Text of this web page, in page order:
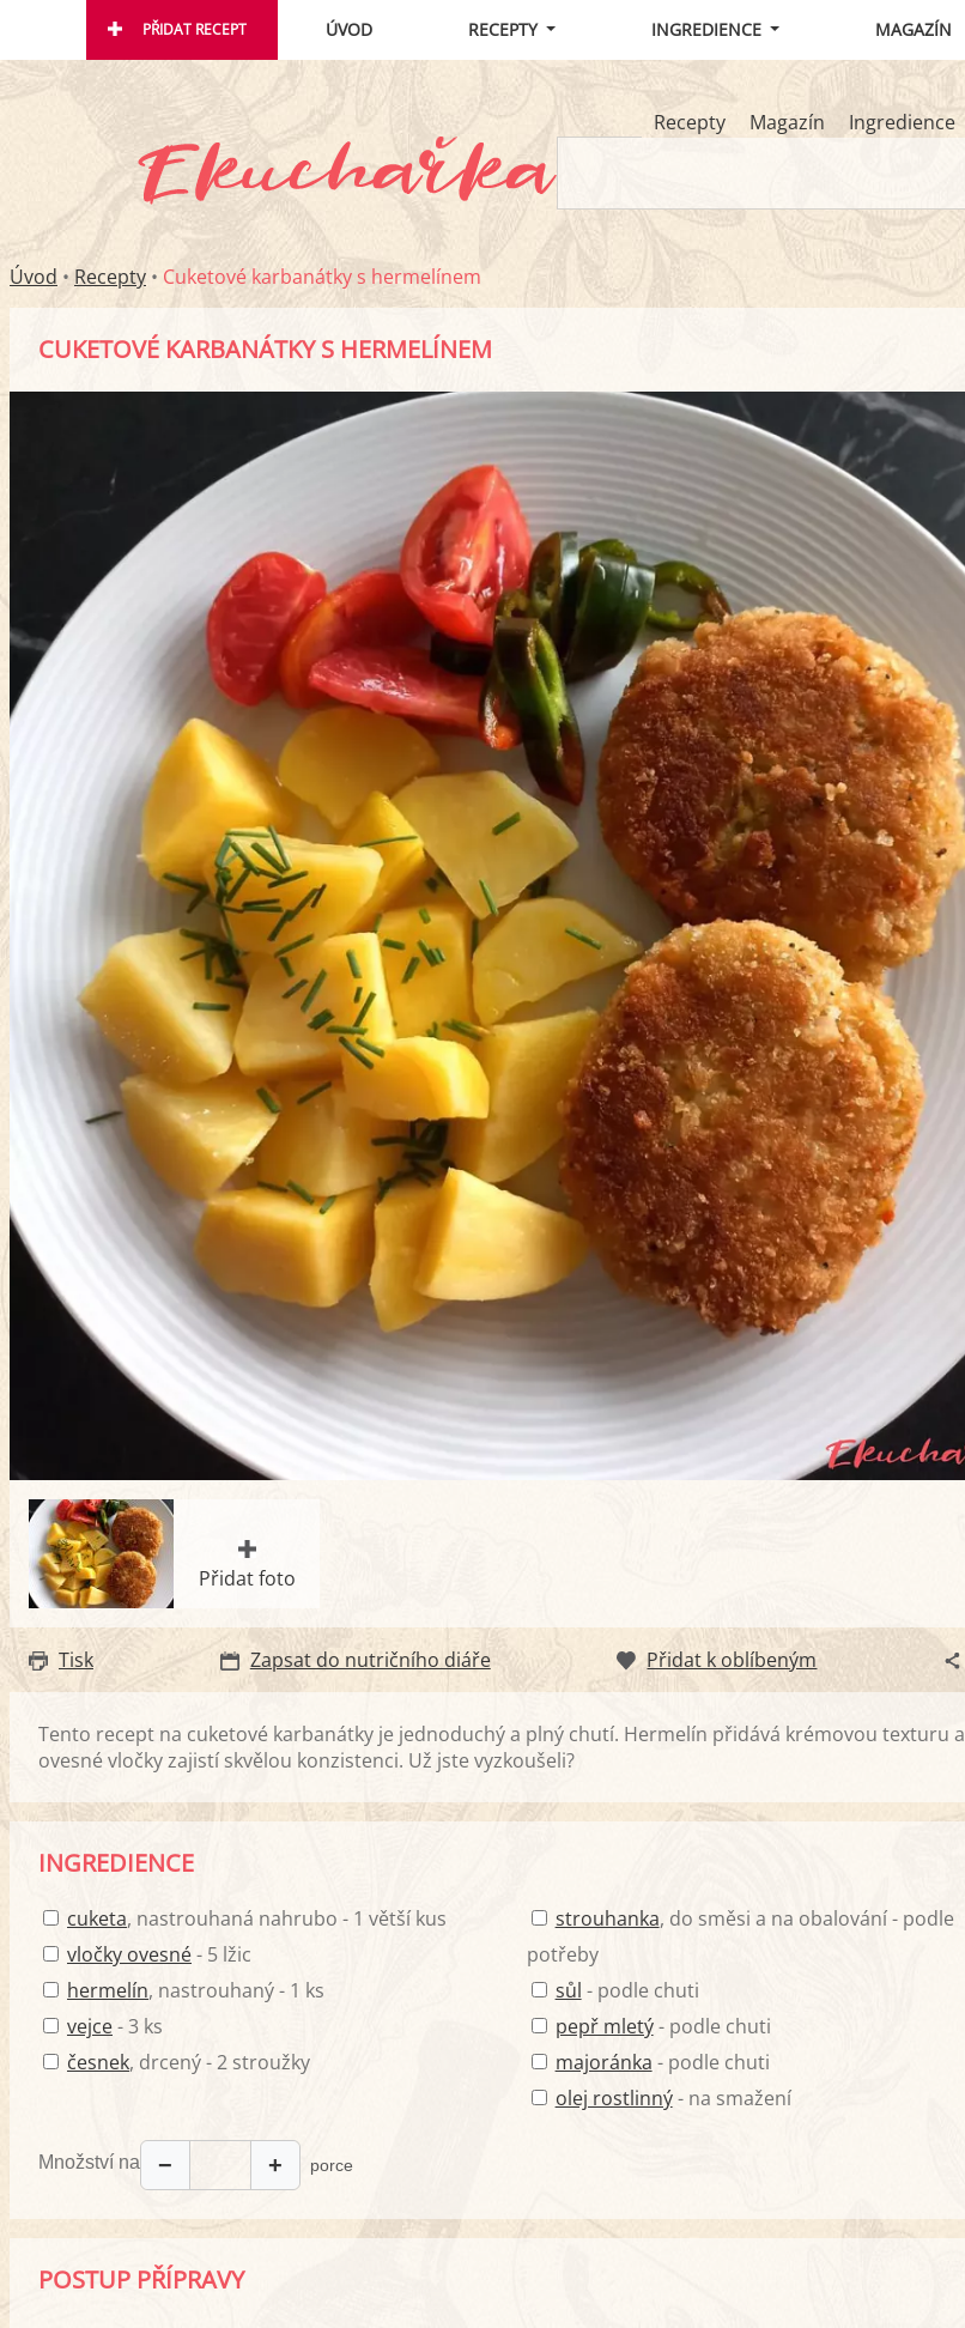
PŘIDAT RECEPT ÚVOD RECEPTY INGREDIENCE MAGAZÍN
Recepty Magazín
Ingredience
Úvod • Recepty • Cuketové karbanátky s hermelínem
CUKETOVÉ KARBANÁTKY S HERMELÍNEM
Přidat foto
Tisk Zapsat do nutričního diáře Přidat k oblíbeným
Tento recept na cuketové karbanátky je jednoduchý a plný chutí. Hermelín přidává krémovou texturu a
ovesné vločky zajistí skvělou konzistenci. Už jste vyzkoušeli?
INGREDIENCE
cuketa, nastrouhaná nahrubo - 1 větší kus
vločky ovesné- 5 lžic
hermelín, nastrouhaný - 1 ks
vejce- 3 ks
česnek, drcený - 2 stroužky
strouhanka, do směsi a na obalování - podle
potřeby
sůl - podle chuti
pepř mletý- podle chuti
majoránka - podle chuti
olej rostlinný- na smažení
Množství na − + porce
POSTUP PŘÍPRAVY